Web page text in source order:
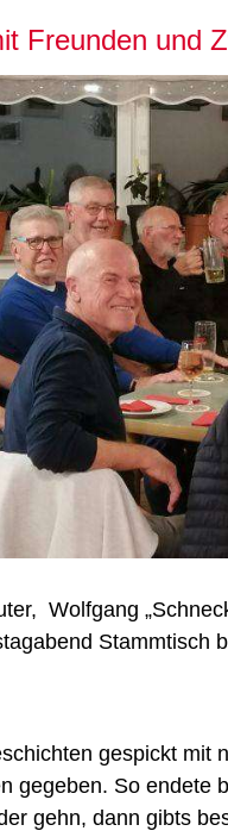
Freunden und
Wolfgang
Stammtisch
gespickt mit
gegeben. So endete
gehn, dann gibts